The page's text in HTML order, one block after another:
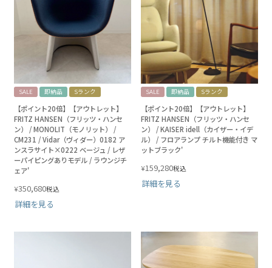
SALE 即納品 Sランク
【ポイント20倍】【アウトレット】
FRITZ HANSEN（フリッツ・ハンセ
ン） / MONOLIT（モノリット） /
CM231 / Vidar（ヴィダー）0182 ア
ンスラサイト×0222 ベージュ / レザ
ーパイピングありモデル / ラウンジチ
ェア'
¥350,680税込
詳細を見る
SALE 即納品 Sランク
【ポイント20倍】【アウトレット】
FRITZ HANSEN（フリッツ・ハンセ
ン） / KAISER idell（カイザー・イデ
ル） / フロアランプ チルト機能付き マ
ットブラック'
¥159,280税込
詳細を見る